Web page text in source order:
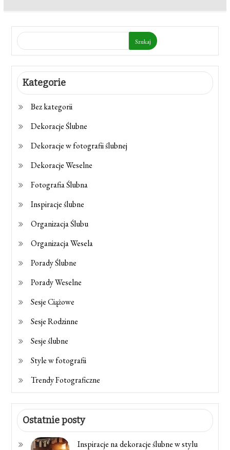
Szukaj
Kategorie
Bez kategorii
Dekoracje Ślubne
Dekoracje w fotografii ślubnej
Dekoracje Weselne
Fotografia Ślubna
Inspiracje ślubne
Organizacja Ślubu
Organizacja Wesela
Porady Ślubne
Porady Weselne
Sesje Ciążowe
Sesje Rodzinne
Sesje ślubne
Style w fotografii
Trendy Fotograficzne
Ostatnie posty
Inspiracje na dekoracje ślubne w stylu